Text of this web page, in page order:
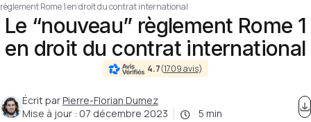
règlement Rome 1 en droit du contrat international
Le “nouveau” règlement Rome 1
en droit du contrat international
4.7(1709 avis)
Écrit parPierre-Florian Dumez
Mise à jour : 07 décembre 2023 5 min